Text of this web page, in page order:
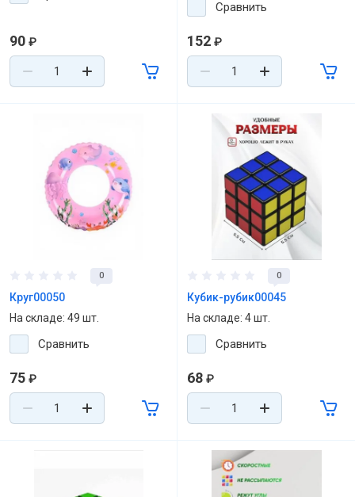
90 ₽
Сравнить
152 ₽
0
Круг00050
На складе: 49 шт.
Сравнить
75 ₽
0
Кубик-рубик00045
На складе: 4 шт.
Сравнить
68 ₽